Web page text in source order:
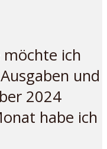
möchte ich
und
2024
habe ich